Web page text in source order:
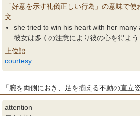
「好意を示す礼儀正しい行為」の意味で
文
she tried to win his heart with her many
彼女は多くの注意により彼の心を得よう
上位語
courtesy
「腕を両側におき、足を揃える不動の直立
attention